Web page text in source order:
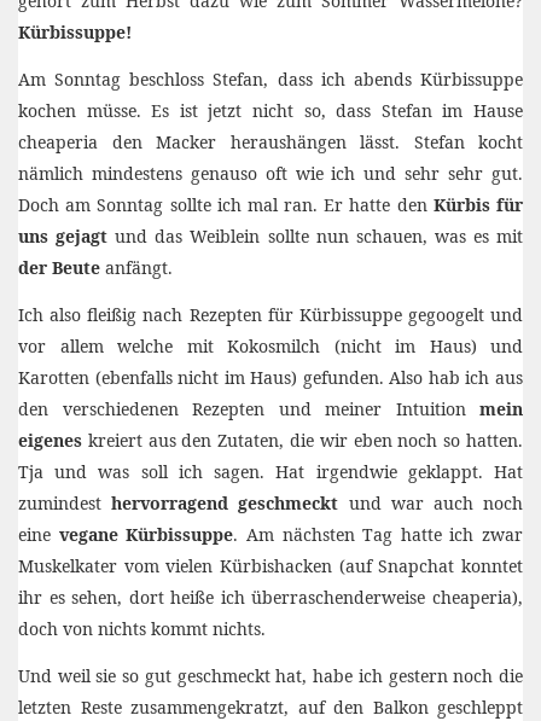
Kürbissuppe!
Am Sonntag beschloss Stefan, dass ich abends Kürbissuppe
kochen müsse. Es ist jetzt nicht so, dass Stefan im Hause
cheaperia den Macker heraushängen lässt. Stefan kocht
nämlich mindestens genauso oft wie ich und sehr sehr gut.
Doch am Sonntag sollte ich mal ran. Er hatte den Kürbis für
uns gejagt und das Weiblein sollte nun schauen, was es mit
der Beute anfängt.
Ich also fleißig nach Rezepten für Kürbissuppe gegoogelt und
vor allem welche mit Kokosmilch (nicht im Haus) und
Karotten (ebenfalls nicht im Haus) gefunden. Also hab ich aus
den verschiedenen Rezepten und meiner Intuition mein
eigenes kreiert aus den Zutaten, die wir eben noch so hatten.
Tja und was soll ich sagen. Hat irgendwie geklappt. Hat
zumindesthervorragend geschmeckt und war auch noch
eine vegane Kürbissuppe. Am nächsten Tag hatte ich zwar
Muskelkater vom vielen Kürbishacken (auf Snapchat konntet
ihr es sehen, dort heiße ich überraschenderweise cheaperia),
doch von nichts kommt nichts.
Und weil sie so gut geschmeckt hat, habe ich gestern noch die
letzten Reste zusammengekratzt, auf den Balkon geschleppt